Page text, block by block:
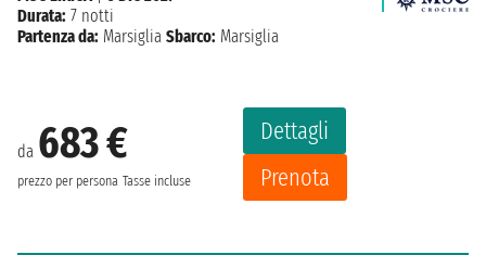
da 683 €
prezzo per persona Tasse incluse
Dettagli
Prenota
Durata: 7 notti
Partenza da: Marsiglia Sbarco: Marsiglia